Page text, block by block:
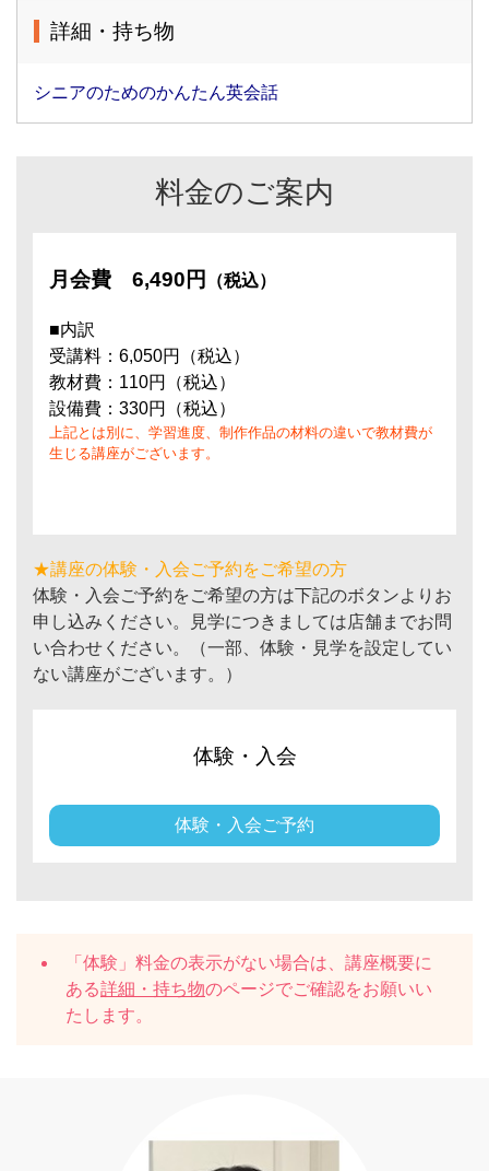
詳細・持ち物
シニアのためのかんたん英会話
料金のご案内
月会費 6,490円 （税込）
■内訳
受講料：6,050円（税込）
教材費：110円（税込）
設備費：330円（税込）
上記とは別に、学習進度、制作作品の材料の違いで教材費が
生じる講座がございます。
★講座の体験・入会ご予約をご希望の方
体験・入会ご予約をご希望の方は下記のボタンよりお
申し込みください。見学につきましては店舗までお問
い合わせください。（一部、体験・見学を設定してい
ない講座がございます。）
体験・入会
体験・入会ご予約
「体験」料金の表示がない場合は、講座概要に
ある詳細・持ち物のページでご確認をお願いい
たします。